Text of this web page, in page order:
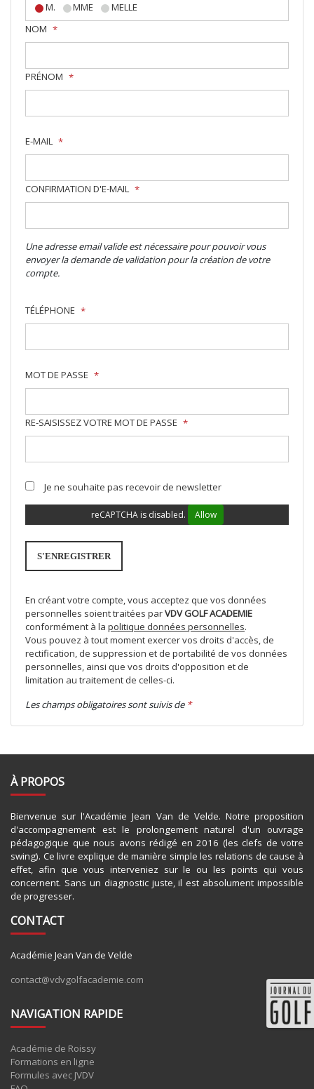
M. MME
MELLE
NOM *
PRÉNOM *
E-MAIL *
CONFIRMATION D'E-MAIL *
Une adresse email valide est nécessaire pour pouvoir vous
envoyer la demande de validation pour la création de votre
compte.
TÉLÉPHONE *
MOT DE PASSE *
RE-SAISISSEZ VOTRE MOT DE PASSE *
Je ne souhaite pas recevoir de newsletter
reCAPTCHA is disabled. Allow
En créant votre compte, vous acceptez que vos données
personnelles soient traitées parVDV GOLF ACADEMIE
conformément à la politique données personnelles.
Vous pouvez à tout moment exercer vos droits d'accès, de
rectification, de suppression et de portabilité de vos données
personnelles, ainsi que vos droits d'opposition et de
limitation au traitement de celles-ci.
Les champs obligatoires sont suivis de *
À PROPOS
Bienvenue sur l'Académie Jean Van de Velde. Notre proposition
d'accompagnement est le prolongement naturel d'un ouvrage
pédagogique que nous avons rédigé en 2016 (les clefs de votre
swing). Ce livre explique de manière simple les relations de cause à
effet, afin que vous interveniez sur le ou les points qui vous
concernent. Sans un diagnostic juste, il est absolument impossible
de progresser.
CONTACT
Académie Jean Van de Velde
contact@vdvgolfacademie.com
NAVIGATION RAPIDE
Académie de Roissy
Formations en ligne
Formules avec JVDV